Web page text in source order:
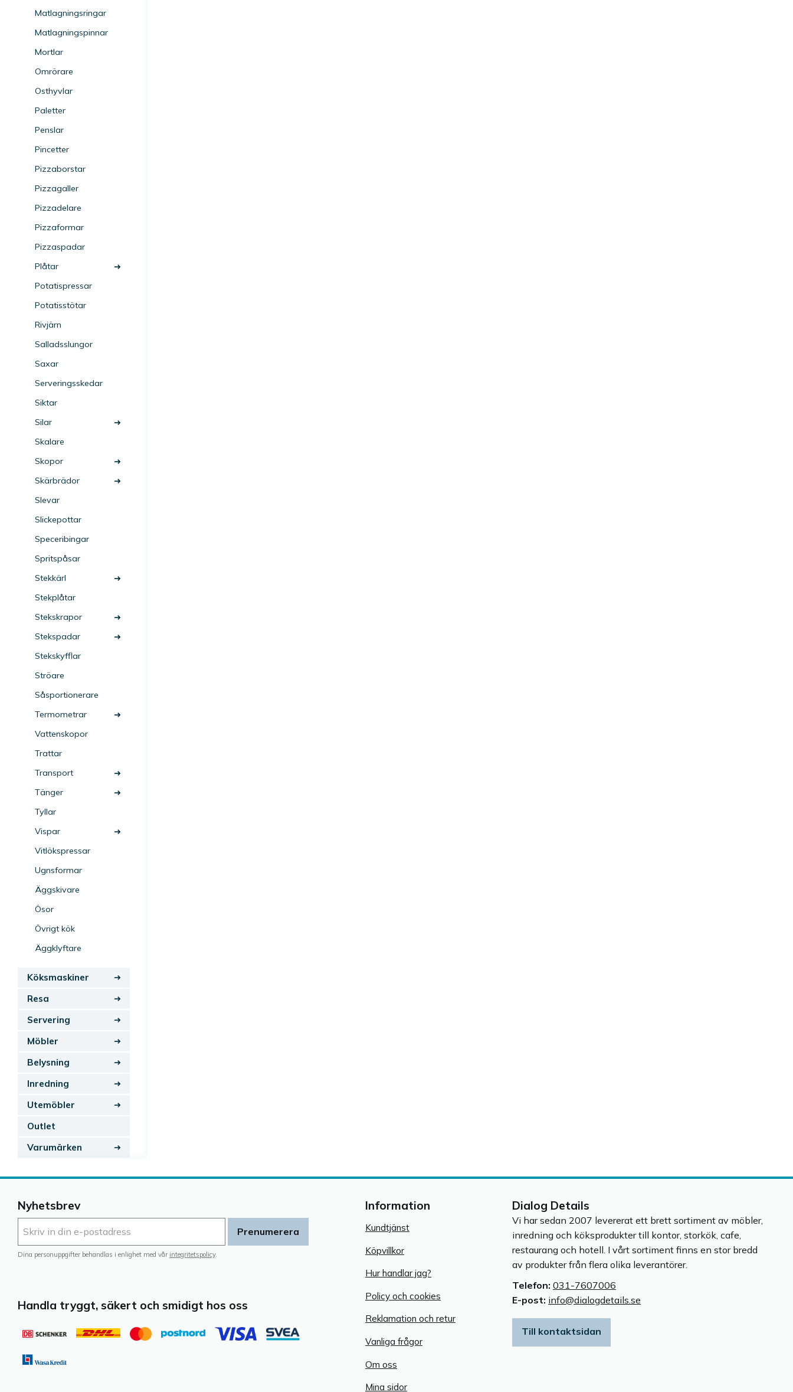
Matlagningsringar
Matlagningspinnar
Mortlar
Omrörare
Osthyvlar
Paletter
Penslar
Pincetter
Pizzaborstar
Pizzagaller
Pizzadelare
Pizzaformar
Pizzaspadar
Plåtar
Potatispressar
Potatisstötar
Rivjärn
Salladsslungor
Saxar
Serveringsskedar
Siktar
Silar
Skalare
Skopor
Skärbrädor
Slevar
Slickepottar
Speceribingar
Spritspåsar
Stekkärl
Stekplåtar
Stekskrapor
Stekspadar
Stekskyfflar
Ströare
Såsportionerare
Termometrar
Vattenskopor
Trattar
Transport
Tänger
Tyllar
Vispar
Vitlökspressar
Ugnsformar
Äggskivare
Ösor
Övrigt kök
Äggklyftare
Köksmaskiner
Resa
Servering
Möbler
Belysning
Inredning
Utemöbler
Outlet
Varumärken
Nyhetsbrev
Prenumerera
Dina personuppgifter behandlas i enlighet med vår integritetspolicy.
Handla tryggt, säkert och smidigt hos oss
Information
Kundtjänst
Köpvillkor
Hur handlar jag?
Policy och cookies
Reklamation och retur
Vanliga frågor
Om oss
Mina sidor
Dialog Details
Vi har sedan 2007 levererat ett brett sortiment av möbler,
inredning och köksprodukter till kontor, storkök, cafe,
restaurang och hotell. I vårt sortiment finns en stor bredd
av produkter från flera olika leverantörer.
Telefon: 031-7607006
E-post: info@dialogdetails.se
Till kontaktsidan